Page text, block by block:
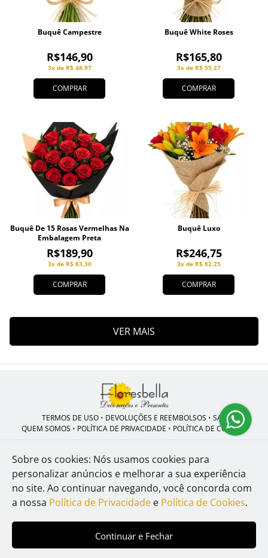
COMPRAR
3x de R$ 48,97
R$146,90
Buquê Campestre
COMPRAR
3x de R$ 55,27
R$165,80
Buquê White Roses
COMPRAR
3x de R$ 63,30
R$189,90
Buquê De 15 Rosas Vermelhas Na
Embalagem Preta
COMPRAR
3x de R$ 82,25
R$246,75
Buquê Luxo
VER MAIS
TERMOS DE USO• DEVOLUÇÕES E REEMBOLSOS • SAC
QUEM SOMOS • POLÍTICA DE PRIVACIDADE • POLÍTICA DE COOKIES
Flores Bella | CNPJ: 06.008.555/0001-66
Lrg De Casa Amarela, Nº 45, Bairro: Casa Amarela, Recife - PE, CEP:
52.070-340 - Recife - PE - 52050-020
WhatsApp: (81) 99107-632| Telefone: (81) 9910-7632
© 2024-2026 - Todos os direitos reservados - Desenvolvido por
Soluções Inteligentes
Sobre os cookies: Nós usamos cookies para
personalizar anúncios e melhorar a sua experiência
no site. Ao continuar navegando, você concorda com
a nossa Política de Privacidade e Política de Cookies.
Continuar e Fechar